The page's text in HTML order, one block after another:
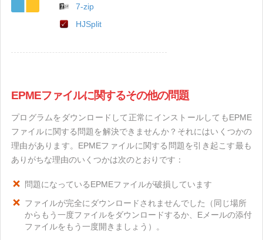
7-zip
HJSplit
EPMEファイルに関するその他の問題
プログラムをダウンロードして正常にインストールしてもEPME
ファイルに関する問題を解決できませんか？それにはいくつかの
理由があります。EPMEファイルに関する問題を引き起こす最も
ありがちな理由のいくつかは次のとおりです：
問題になっているEPMEファイルが破損しています
ファイルが完全にダウンロードされませんでした（同じ場所
からもう一度ファイルをダウンロードするか、Eメールの添付
ファイルをもう一度開きましょう）。